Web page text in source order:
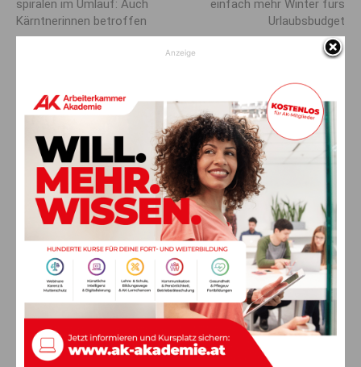
spiralen im Umlauf: Auch
Kärntnerinnen betroffen
einfach mehr Winter fürs
Urlaubsbudget
Ein langes Leben ging zu Ende: Anna
Stulier im 106. Lebensjahr verstorben
Aktuell 8. August 2026
Neues aus dem Almwellness-Resort
Tuffbad
ANZEIGE 8. August 2026
Multitalent prägt kulturelle Landschaft
8. August 2026
Anzeige